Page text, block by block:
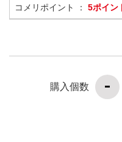
コメリポイント ： 5ポイン
購入個数